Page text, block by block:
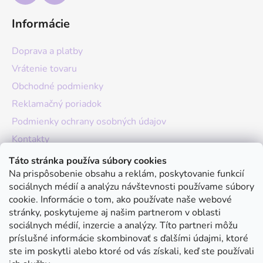
Táto stránka používa súbory cookies
Na prispôsobenie obsahu a reklám, poskytovanie funkcií
sociálnych médií a analýzu návštevnosti používame súbory
cookie. Informácie o tom, ako používate naše webové
stránky, poskytujeme aj našim partnerom v oblasti
sociálnych médií, inzercie a analýzy. Títo partneri môžu
príslušné informácie skombinovať s ďalšími údajmi, ktoré
ste im poskytli alebo ktoré od vás získali, keď ste používali
Informácie
Doprava a platby
Vrátenie tovaru
Obchodné podmienky
Reklamačný poriadok
Podmienky ochrany osobných údajov
Kontakty
O nás
Hodnotenie obchodu
Moja objednávka
Instagram